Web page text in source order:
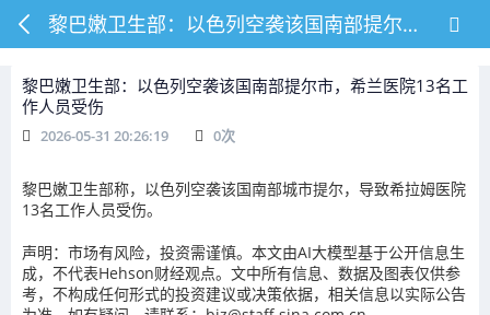
黎巴嫩卫生部：以色列空袭该国南部提尔市，希兰医院13名工作人员受伤
黎巴嫩卫生部：以色列空袭该国南部提尔市，希兰医院13名工
作人员受伤
2026-05-31 20:26:19 0次
黎巴嫩卫生部称，以色列空袭该国南部城市提尔，导致希拉姆医院
13名工作人员受伤。
声明：市场有风险，投资需谨慎。本文由AI大模型基于公开信息生
成，不代表Hehson财经观点。文中所有信息、数据及图表仅供参
考，不构成任何形式的投资建议或决策依据，相关信息以实际公告